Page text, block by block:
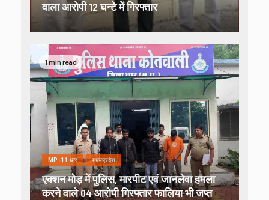
वाला आरोपी 12 घन्टे में गिरफ्तार
1 min read
MP-11 धार मध्यप्रदेश
एक्शन मोड़ में पुलिस, मारपीट एवं जानलेवा हमला
करने वाले 04 आरोपी गिरफ्तार फालिया भी जप्त